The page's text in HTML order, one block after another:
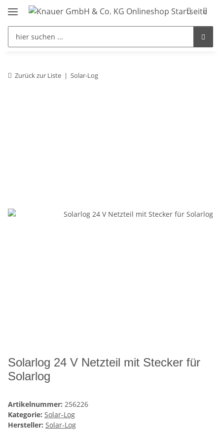
Zurück zur Liste Solar-Log
Solarlog 24 V Netzteil mit Stecker für
Solarlog
Artikelnummer: 256226
Kategorie: Solar-Log
Hersteller: Solar-Log